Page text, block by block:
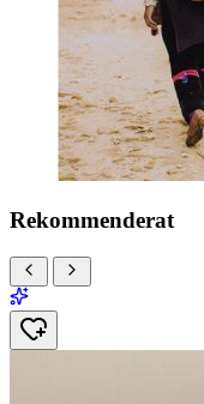
Rekommenderat